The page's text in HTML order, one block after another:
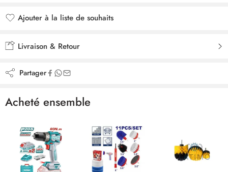
Ajouter à la liste de souhaits
Livraison & Retour
Partager
Acheté ensemble